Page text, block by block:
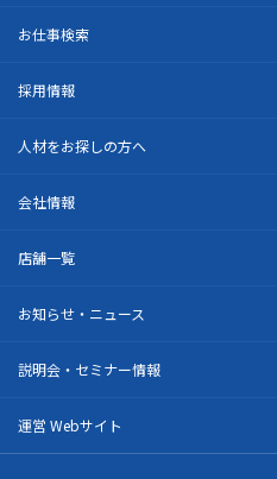
お仕事検索
採用情報
人材をお探しの方へ
会社情報
店舗一覧
お知らせ・ニュース
説明会・セミナー情報
運営 Webサイト